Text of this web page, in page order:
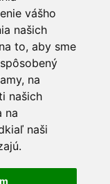
vášho
našich
to, aby sme
na
našich
na
naši
PORADŇA
Ako nakupovať
drahých kovoch
a poštovné